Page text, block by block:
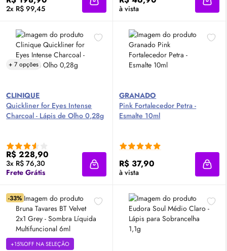
2x R$ 99,45 Adicionar à sacola
à vista
+ 7 opções
CLINIQUE
Quickliner for Eyes Intense
Charcoal - Lápis de Olho 0,28g
R$ 228,90
3x R$ 76,30
Frete Grátis
Adicionar à sacola
GRANADO
Pink Fortalecedor Petra -
Esmalte 10ml
R$ 37,90
à vista
-33%
+15%OFF NA SELEÇÃO